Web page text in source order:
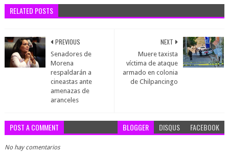
RELATED POSTS
NEXT
Muere taxista
víctima de ataque
armado en colonia
de Chilpancingo
PREVIOUS
Senadores de
Morena
respaldarán a
cineastas ante
amenazas de
aranceles
POST A COMMENT BLOGGER DISQUS FACEBOOK
No hay comentarios